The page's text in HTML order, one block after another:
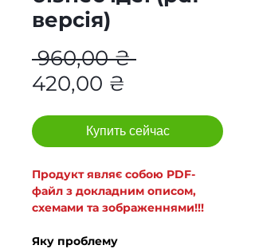
версія)
960,00 ₴ Обычная
420,00 ₴
Купить сейчас
Продукт являє собою PDF-
файл з докладним описом,
схемами та зображеннями!!!
Яку проблему